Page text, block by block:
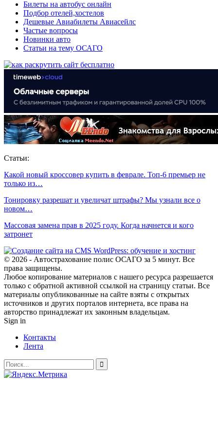
Билеты на автобус онлайн
Подбор отелей,хостелов
Дешевые Авиабилеты Авиасейлс
Частые вопросы
Новинки авто
Статьи на тему ОСАГО
Статьи:
Какой новый кроссовер купить в феврале. Топ-6 премьер не
только из…
Тонировку разрешат и увеличат штрафы? Мы узнали все о
новом…
Массовая замена прав в 2025 году. Когда начнется и кого
затронет
© 2026 - Автострахование полис ОСАГО за 5 минут. Все
права защищены.
Любое копирование материалов с нашего ресурса разрешается
только с обратной активной ссылкой на страницу статьи. Все
материалы опубликованные на сайте взяты с открытых
источников и других порталов интернета, все права на
авторство принадлежат их законным владельцам.
Sign in
Контакты
Лента